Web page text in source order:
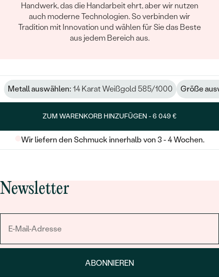
Handwerk, das die Handarbeit ehrt, aber wir nutzen
auch moderne Technologien. So verbinden wir
Tradition mit Innovation und wählen für Sie das Beste
aus jedem Bereich aus.
Metall auswählen: 14 Karat Weißgold 585/1000 Größe
ZUM WARENKORB HINZUFÜGEN -6 049 €
Wir liefern den Schmuck innerhalb von 3 - 4 Wochen.
Newsletter
ABONNIEREN